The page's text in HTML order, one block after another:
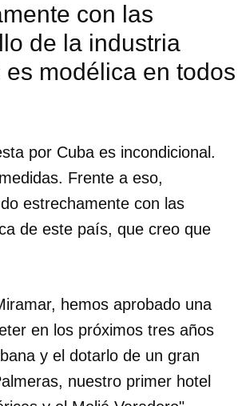
sesión con tu
con las
de la industria
modélica en todos
por Cuba es incondicional.
Frente a eso,
estrechamente con las
de este país, que creo que
hemos aprobado una
en los próximos tres años
y el dotarlo de un gran
nuestro primer hotel